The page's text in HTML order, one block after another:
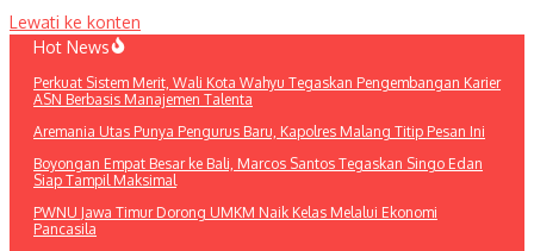
Lewati ke konten
Hot News
Perkuat Sistem Merit, Wali Kota Wahyu Tegaskan Pengembangan Karier
ASN Berbasis Manajemen Talenta
Aremania Utas Punya Pengurus Baru, Kapolres Malang Titip Pesan Ini
Boyongan Empat Besar ke Bali, Marcos Santos Tegaskan Singo Edan
Siap Tampil Maksimal
PWNU Jawa Timur Dorong UMKM Naik Kelas Melalui Ekonomi
Pancasila